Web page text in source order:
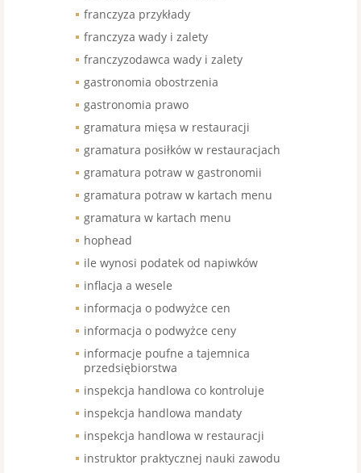
franczyza przykłady
franczyza wady i zalety
franczyzodawca wady i zalety
gastronomia obostrzenia
gastronomia prawo
gramatura mięsa w restauracji
gramatura posiłków w restauracjach
gramatura potraw w gastronomii
gramatura potraw w kartach menu
gramatura w kartach menu
hophead
ile wynosi podatek od napiwków
inflacja a wesele
informacja o podwyżce cen
informacja o podwyżce ceny
informacje poufne a tajemnica
przedsiębiorstwa
inspekcja handlowa co kontroluje
inspekcja handlowa mandaty
inspekcja handlowa w restauracji
instruktor praktycznej nauki zawodu